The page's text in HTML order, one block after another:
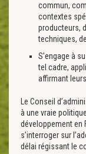
commun,
contextes
producteurs,
techniques,
S’engage à
tel cadre,
affirmant
Le Conseil
à une vraie
développement en
s’interroger sur
délai régissant le